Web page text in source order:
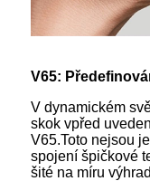
V65:
V dynamickém
skok vpřed
V65.Toto nejsou
spojení špičkové
šité na míru